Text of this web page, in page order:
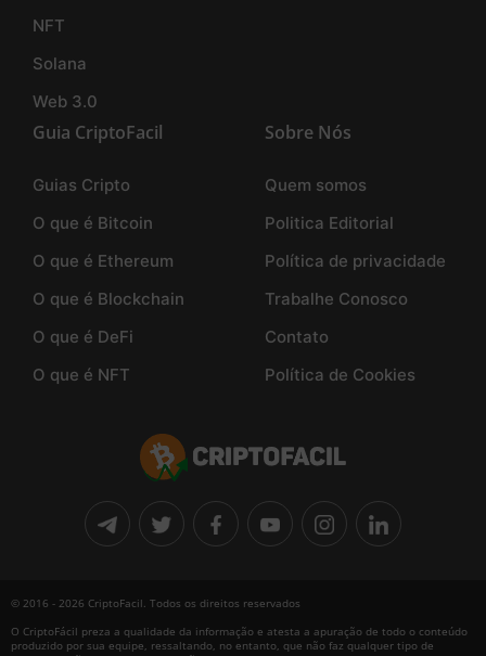
NFT
Solana
Web 3.0
Guia CriptoFacil
Guias Cripto
O que é Bitcoin
O que é Ethereum
O que é Blockchain
O que é DeFi
O que é NFT
Sobre Nós
Quem somos
Politica Editorial
Política de privacidade
Trabalhe Conosco
Contato
Política de Cookies
© 2016 - 2026 CriptoFacil. Todos os direitos reservados
O CriptoFácil preza a qualidade da informação e atesta a apuração de todo o conteúdo
produzido por sua equipe, ressaltando, no entanto, que não faz qualquer tipo de